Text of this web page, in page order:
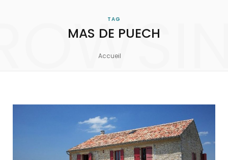
TAG
MAS DE PUECH
Accueil